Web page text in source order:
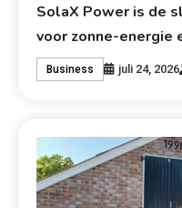
SolaX Power is de
voor zonne-energie
Business juli 24, 2026